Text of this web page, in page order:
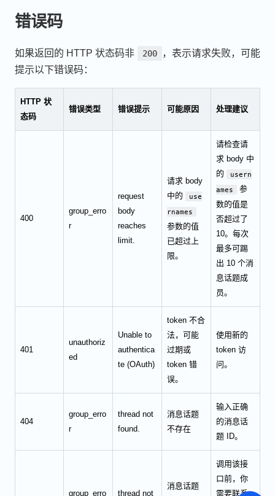
错误码
如果返回的 HTTP 状态码非 200
，表示请求失败，可能
提示以下错误码：
HTTP 状
态码
错误类型 错误提示 可能原因 处理建议
400
group_erro
r
request
body
reaches
limit.
请求 body
中的
use
rnames
参数的值
已超过上
限。
请检查请
求 body 中
的
usern
ames
参
数的值是
否超过了
10。每次
最多可踢
出 10 个消
息话题成
员。
401
unauthoriz
ed
Unable to
authentica
te (OAuth)
token 不合
法，可能
过期或
token 错
误。
使用新的
token 访
问。
404
group_erro
r
thread not
found.
消息话题
不存在
输入正确
的消息话
题 ID。
group_erro thread not
消息话题
调用该接
口前，你
需要联系